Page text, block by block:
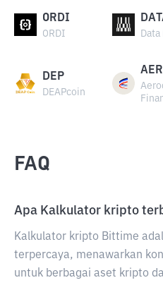
ORDI
ORDI
DEP
DEAPcoin
FAQ
Apa Kalkulator kripto
Kalkulator kripto Bittime
terpercaya, menawarkan
untuk berbagai aset kripto